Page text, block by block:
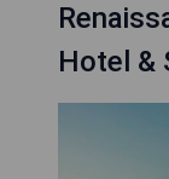
Hotel &